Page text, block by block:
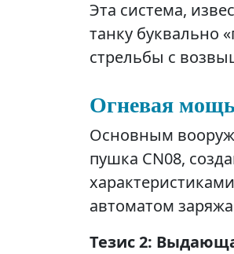
Эта система,
танку буквально
стрельбы с
Огневая мощь
Основным
пушка CN08,
автоматом
Тезис 2: